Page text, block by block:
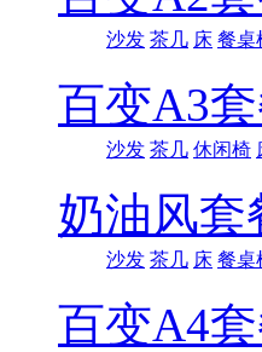
沙发 茶几 床 餐桌
百变A3
沙发 茶几 休闲椅
奶油风套
沙发 茶几 床 餐桌
百变A4